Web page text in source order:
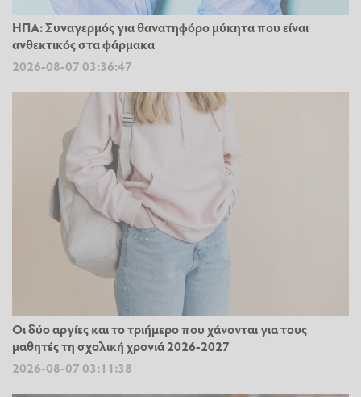
ΗΠΑ: Συναγερμός για θανατηφόρο μύκητα που είναι
ανθεκτικός στα φάρμακα
2026-08-07 03:36:47
Οι δύο αργίες και το τριήμερο που χάνονται για τους
μαθητές τη σχολική χρονιά 2026-2027
2026-08-07 03:11:38